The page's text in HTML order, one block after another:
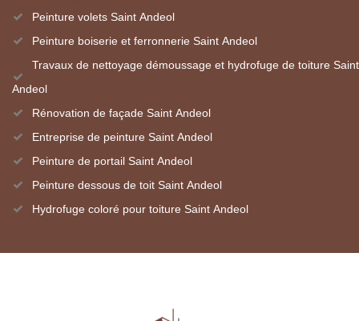
Peinture volets Saint Andeol
Peinture boiserie et ferronnerie Saint Andeol
Travaux de nettoyage démoussage et hydrofuge de toiture Saint
Andeol
Rénovation de façade Saint Andeol
Entreprise de peinture Saint Andeol
Peinture de portail Saint Andeol
Peinture dessous de toit Saint Andeol
Hydrofuge coloré pour toiture Saint Andeol